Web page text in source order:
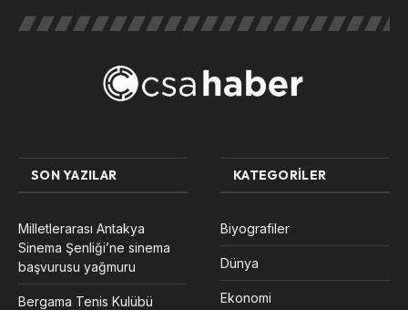
SON YAZILAR
Milletlerarası Antakya
Sinema Şenliği’ne sinema
başvurusu yağmuru
Bergama Tenis Kulübü
KATEGORILER
Biyografiler
Dünya
Ekonomi